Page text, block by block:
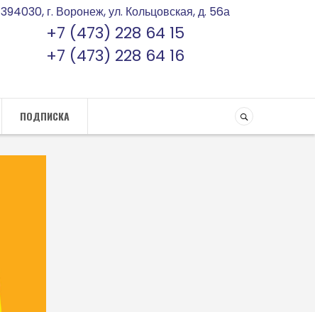
394030, г. Воронеж, ул. Кольцовская, д. 56а
+7 (473) 228 64 15
+7 (473) 228 64 16
ПОДПИСКА